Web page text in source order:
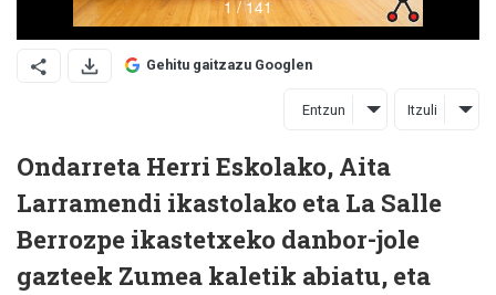
Gehitu gaitzazu Googlen
Entzun Itzuli
Ondarreta Herri Eskolako, Aita
Larramendi ikastolako eta La Salle
Berrozpe ikastetxeko danbor-jole
gazteek Zumea kaletik abiatu, eta